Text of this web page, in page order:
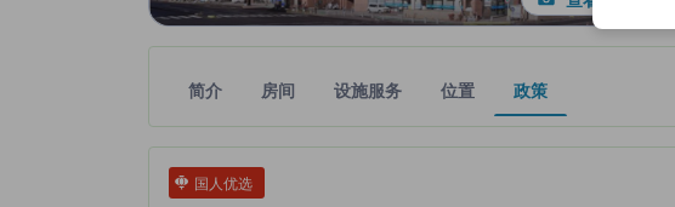
简介 房间 设施服务 位置 政策
国人优选
tooltip
tooltip
金色星星表示的等级信息由合作第三方平台提供，仅作为住宿舒适度